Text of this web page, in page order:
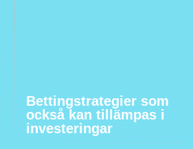
Bettingstrategier som
också kan tillämpas i
investeringar